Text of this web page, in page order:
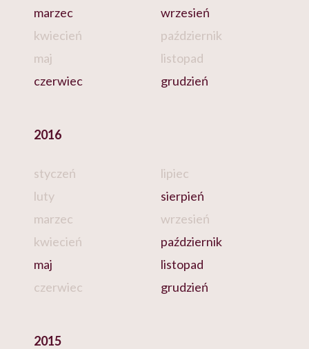
marzec
kwiecień
maj
czerwiec
wrzesień
październik
listopad
grudzień
2016
styczeń
luty
marzec
kwiecień
maj
czerwiec
lipiec
sierpień
wrzesień
październik
listopad
grudzień
2015